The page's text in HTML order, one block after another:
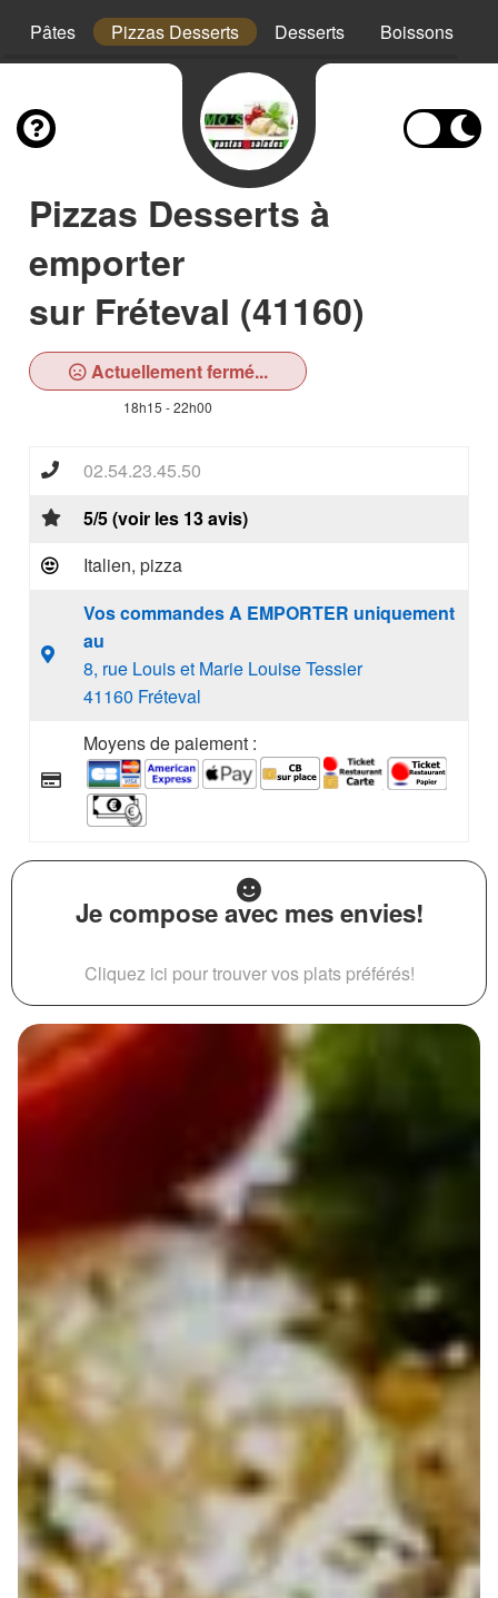
Pâtes Pizzas Desserts Desserts Boissons
Pizzas Desserts à
emporter
sur Fréteval (41160)
Actuellement fermé...
18h15 - 22h00
02.54.23.45.50
5/5 (voir les 13 avis)
Italien, pizza
Vos commandes A EMPORTER uniquement
au
8, rue Louis et Marie Louise Tessier
41160 Fréteval
Moyens de paiement :
Je compose avec mes envies!
Cliquez ici pour trouver vos plats préférés!